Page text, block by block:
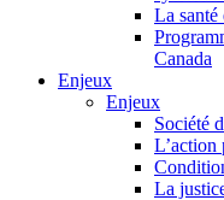
La santé
Canada
Enjeux
Enjeux
Société
L’action
La